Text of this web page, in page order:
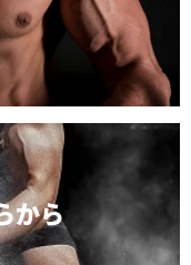
から